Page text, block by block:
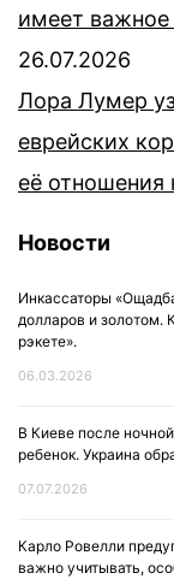
имеет важное
26.07.2026
Лора Лумер
еврейских
её отношения
Новости
Инкассаторы
долларов и золотом.
рэкете».
06.03.2026
В Киеве после
ребенок. Украина
07.07.2026
Карло Ровелли
важно учитывать,